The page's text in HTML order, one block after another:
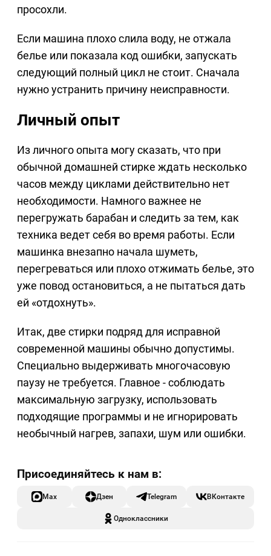
просохли.
Если машина плохо слила воду, не отжала
белье или показала код ошибки, запускать
следующий полный цикл не стоит. Сначала
нужно устранить причину неисправности.
Личный опыт
Из личного опыта могу сказать, что при
обычной домашней стирке ждать несколько
часов между циклами действительно нет
необходимости. Намного важнее не
перегружать барабан и следить за тем, как
техника ведет себя во время работы. Если
машинка внезапно начала шуметь,
перегреваться или плохо отжимать белье, это
уже повод остановиться, а не пытаться дать
ей «отдохнуть».
Итак, две стирки подряд для исправной
современной машины обычно допустимы.
Специально выдерживать многочасовую
паузу не требуется. Главное - соблюдать
максимальную загрузку, использовать
подходящие программы и не игнорировать
необычный нагрев, запахи, шум или ошибки.
Max Дзен Telegram ВКонтакте
Одноклассники